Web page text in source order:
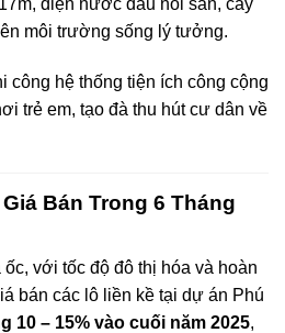
môi trường sống lý tưởng.
công hệ thống tiện ích công cộng
trẻ em, tạo đà thu hút cư dân về
Bán Trong 6 Tháng
với tốc độ đô thị hóa và hoàn
bán các lô liền kề tại dự án Phú
10 – 15% vào cuối năm 2025,